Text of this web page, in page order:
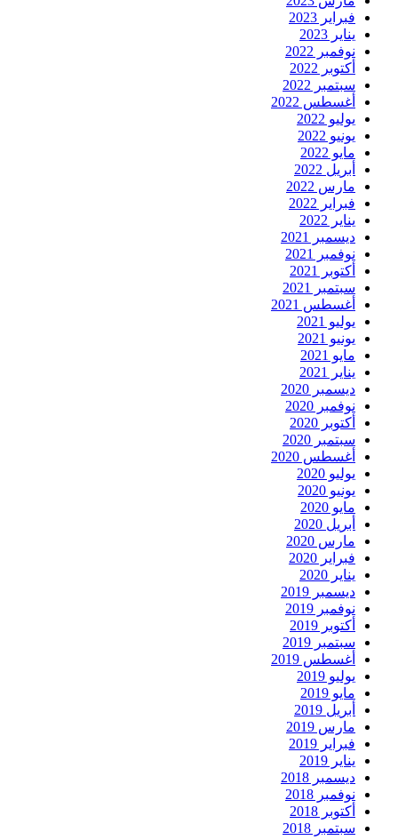
فبراير 2023
يناير 2023
نوفمبر 2022
أكتوبر 2022
سبتمبر 2022
أغسطس 2022
يوليو 2022
يونيو 2022
مايو 2022
أبريل 2022
مارس 2022
فبراير 2022
يناير 2022
ديسمبر 2021
نوفمبر 2021
أكتوبر 2021
سبتمبر 2021
أغسطس 2021
يوليو 2021
يونيو 2021
مايو 2021
يناير 2021
ديسمبر 2020
نوفمبر 2020
أكتوبر 2020
سبتمبر 2020
أغسطس 2020
يوليو 2020
يونيو 2020
مايو 2020
أبريل 2020
مارس 2020
فبراير 2020
يناير 2020
ديسمبر 2019
نوفمبر 2019
أكتوبر 2019
سبتمبر 2019
أغسطس 2019
يوليو 2019
مايو 2019
أبريل 2019
مارس 2019
فبراير 2019
يناير 2019
ديسمبر 2018
نوفمبر 2018
أكتوبر 2018
سبتمبر 2018